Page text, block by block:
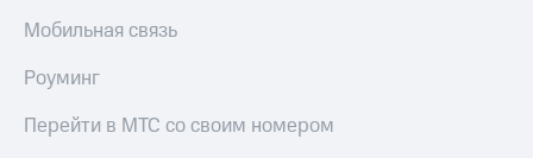
Мобильная связь
Роуминг
Перейти в МТС со своим номером